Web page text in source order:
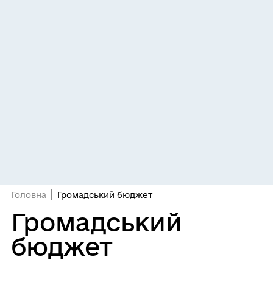
Головна Громадський бюджет
Громадський
бюджет